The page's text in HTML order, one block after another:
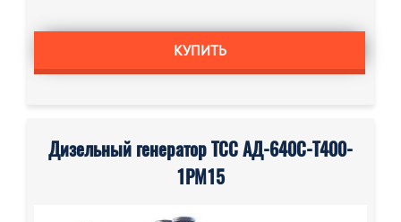
КУПИТЬ
Дизельный генератор ТСС АД-640С-Т400-
1РМ15